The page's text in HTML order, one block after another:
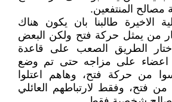
المنتفعين.
الاخيرة طالبنا بان يكون هناك
من يمثل حركة فتح ولكن البعض
الطريق الصعب على قاعدة
اعضاء على مزاجه حتى تم وضع
من حركة فتح، وهاهم اعتلوا
فتح، وفقط لارتباطهم العائلي